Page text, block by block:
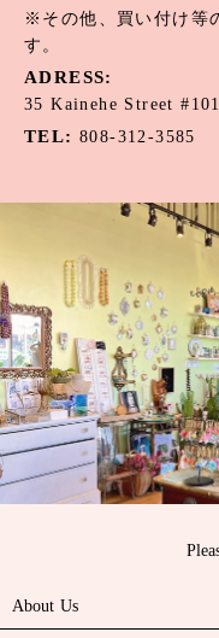
オニキス
オパール
カルセドニー
サンゴ
サンライズシェル
スワロフスキークリスタル
ターコイズ
※その他、買い付け等
す。
ADRESS:
35 Kainehe Street
TEL: 808-312-3585
About Us